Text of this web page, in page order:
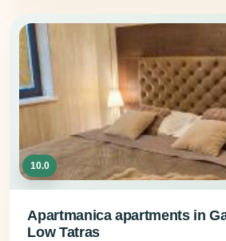
10.0
Apartmanica apartments in
Low Tatras